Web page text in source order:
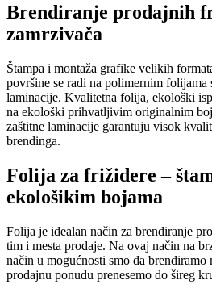
Brendiranje prodajnih
zamrzivača
Štampa i montaža grafike velikih
površine se radi na polimernim folijama
laminacije. Kvalitetna folija, ekološki
na ekološki prihvatljivim originalnim
zaštitne laminacije garantuju visok
brendinga.
Folija za frižidere –
ekološikim bojama
Folija je idealan način za brendiranje
tim i mesta prodaje. Na ovaj način na
način u mogućnosti smo da brendiramo
prodajnu ponudu prenesemo do šireg